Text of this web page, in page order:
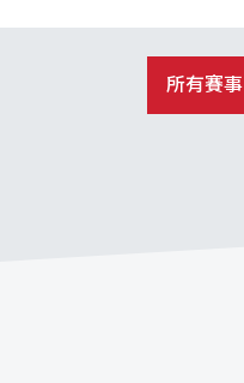
所有賽事